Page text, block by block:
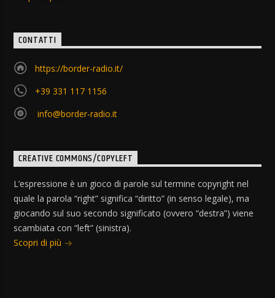
CONTATTI
https://border-radio.it/
+39 331 117 1156
info@border-radio.it
CREATIVE COMMONS/COPYLEFT
L’espressione è un gioco di parole sul termine copyright nel
quale la parola “right” significa “diritto” (in senso legale), ma
giocando sul suo secondo significato (ovvero “destra”) viene
scambiata con “left” (sinistra).
Scopri di più